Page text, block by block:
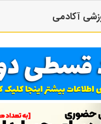
آکادمی